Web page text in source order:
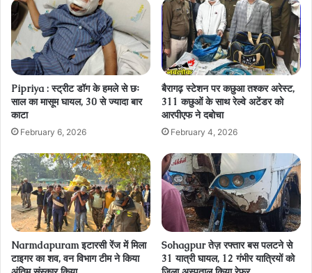
Pipriya : स्ट्रीट डॉग के हमले से छः
साल का मासूम घायल, 30 से ज्यादा बार
काटा
February 6, 2026
बैरागढ़ स्‍टेशन पर कछुआ तश्‍कर अरेस्‍ट,
311 कछुओं के साथ रेल्‍वे अटेंडर को
आरपीएफ ने दबोचा
February 4, 2026
Narmdapuram इटारसी रेंज में मिला
टाइगर का शव, वन विभाग टीम ने किया
Sohagpur तेज़ रफ्तार बस पलटने से
31 यात्री घायल, 12 गंभीर यात्रियों को